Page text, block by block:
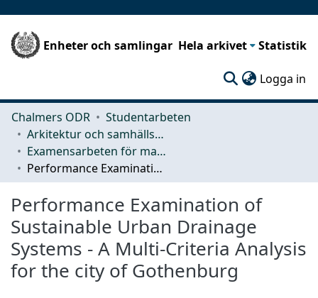
Enheter och samlingar Hela arkivet Statistik
Logga in
Chalmers ODR
Studentarbeten
Arkitektur och samhällsbyggnadsteknik (ACE)
Examensarbeten för masterexamen
Performance Examination of Sustainable Urban Drainage Systems - A Multi-Criteria Analysis for the city of Gothenburg
Performance Examination of
Sustainable Urban Drainage
Systems - A Multi-Criteria Analysis
for the city of Gothenburg